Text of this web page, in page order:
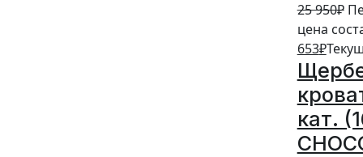
25 950₽
цена
653₽
кат.